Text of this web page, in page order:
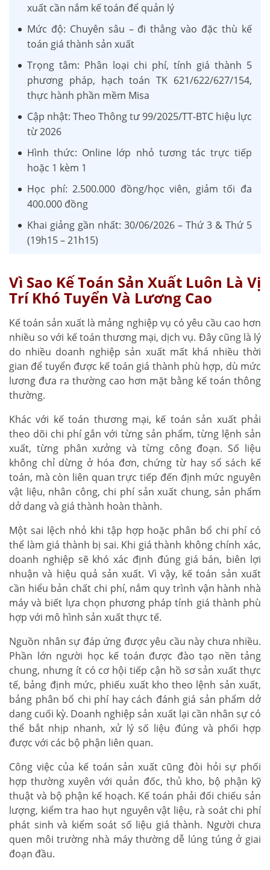
xuất cần nắm kế toán để quản lý
Mức độ: Chuyên sâu – đi thẳng vào đặc thù kế
toán giá thành sản xuất
Trọng tâm: Phân loại chi phí, tính giá thành 5
phương pháp, hạch toán TK 621/622/627/154,
thực hành phần mềm Misa
Cập nhật: Theo Thông tư 99/2025/TT-BTC hiệu lực
từ 2026
Hình thức: Online lớp nhỏ tương tác trực tiếp
hoặc 1 kèm 1
Học phí: 2.500.000 đồng/học viên, giảm tối đa
400.000 đồng
Khai giảng gần nhất: 30/06/2026 – Thứ 3 & Thứ 5
(19h15 – 21h15)
Vì Sao Kế Toán Sản Xuất Luôn Là Vị
Trí Khó Tuyển Và Lương Cao
Kế toán sản xuất là mảng nghiệp vụ có yêu cầu cao hơn
nhiều so với kế toán thương mại, dịch vụ. Đây cũng là lý
do nhiều doanh nghiệp sản xuất mất khá nhiều thời
gian để tuyển được kế toán giá thành phù hợp, dù mức
lương đưa ra thường cao hơn mặt bằng kế toán thông
thường.
Khác với kế toán thương mại, kế toán sản xuất phải
theo dõi chi phí gắn với từng sản phẩm, từng lệnh sản
xuất, từng phân xưởng và từng công đoạn. Số liệu
không chỉ dừng ở hóa đơn, chứng từ hay sổ sách kế
toán, mà còn liên quan trực tiếp đến định mức nguyên
vật liệu, nhân công, chi phí sản xuất chung, sản phẩm
dở dang và giá thành hoàn thành.
Một sai lệch nhỏ khi tập hợp hoặc phân bổ chi phí có
thể làm giá thành bị sai. Khi giá thành không chính xác,
doanh nghiệp sẽ khó xác định đúng giá bán, biên lợi
nhuận và hiệu quả sản xuất. Vì vậy, kế toán sản xuất
cần hiểu bản chất chi phí, nắm quy trình vận hành nhà
máy và biết lựa chọn phương pháp tính giá thành phù
hợp với mô hình sản xuất thực tế.
Nguồn nhân sự đáp ứng được yêu cầu này chưa nhiều.
Phần lớn người học kế toán được đào tạo nền tảng
chung, nhưng ít có cơ hội tiếp cận hồ sơ sản xuất thực
tế, bảng định mức, phiếu xuất kho theo lệnh sản xuất,
bảng phân bổ chi phí hay cách đánh giá sản phẩm dở
dang cuối kỳ. Doanh nghiệp sản xuất lại cần nhân sự có
thể bắt nhịp nhanh, xử lý số liệu đúng và phối hợp
được với các bộ phận liên quan.
Công việc của kế toán sản xuất cũng đòi hỏi sự phối
hợp thường xuyên với quản đốc, thủ kho, bộ phận kỹ
thuật và bộ phận kế hoạch. Kế toán phải đối chiếu sản
lượng, kiểm tra hao hụt nguyên vật liệu, rà soát chi phí
phát sinh và kiểm soát số liệu giá thành. Người chưa
quen môi trường nhà máy thường dễ lúng túng ở giai
đoạn đầu.